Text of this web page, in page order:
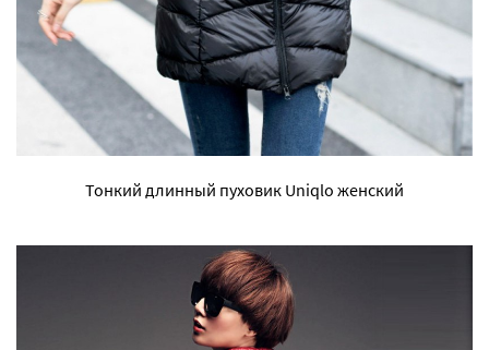
Тонкий длинный пуховик Uniqlo женский